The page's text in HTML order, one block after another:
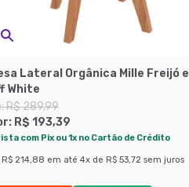
Lateral Orgânica Mille Freijó e
White
R$ 289,99
R$ 193,39
com Pix ou 1x no Cartão de Crédito
R$ 214,88 em até 4x de R$ 53,72 sem juros